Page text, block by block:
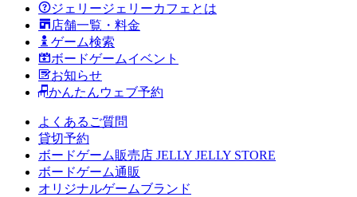
ジェリージェリーカフェとは
店舗一覧・料金
ゲーム検索
ボードゲームイベント
お知らせ
かんたんウェブ予約
よくあるご質問
貸切予約
ボードゲーム販売店 JELLY JELLY STORE
ボードゲーム通販
オリジナルゲームブランド